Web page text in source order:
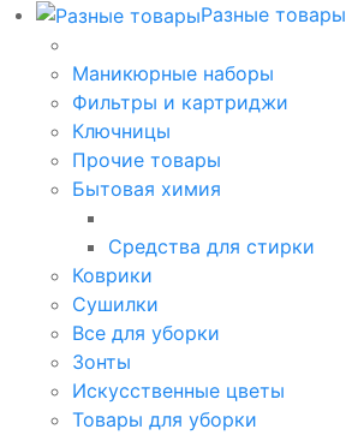
Разные товары
Маникюрные наборы
Фильтры и картриджи
Ключницы
Прочие товары
Бытовая химия
Средства для стирки
Коврики
Сушилки
Все для уборки
Зонты
Искусственные цветы
Товары для уборки